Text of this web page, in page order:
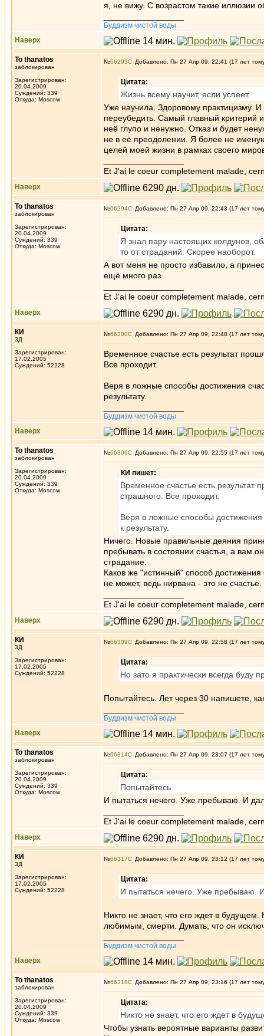
я, не вижу. С возрастом такие иллюзии
Буддизм чистой воды
Наверх
To thanatos
заблокирован
Зарегистрирован:
20.04.2009
Суждений: 339
Откуда: Moscow
№66293 Добавлено: Пн 27 Апр 09, 22:41 (17 лет
Цитата:
Жизнь всему научит, если успеет.
Уже научила. Здоровому практицизму.
переубедить. Самый главный критерий
неё глупо и ненужно. Отказ и будет
не в её преодолении. Я более не
целей моей жизни в рамках своего
Et J'ai le coeur completement malade,
Наверх
To thanatos
заблокирован
Зарегистрирован:
20.04.2009
Суждений: 339
Откуда: Moscow
№66294 Добавлено: Пн 27 Апр 09, 22:43 (17 лет
Цитата:
Я знал пару настоящих колдунов,
то от страданий. Скорее наоборот.
А вот меня не просто избавило, а
ещё много раз.
Et J'ai le coeur completement malade,
Наверх
КИ
3Д
Зарегистрирован:
17.02.2005
Суждений: 52228
№66300 Добавлено: Пн 27 Апр 09, 22:48 (17 лет
Временное счастье есть результат
Все проходит.
Веря в ложные способы достижения
результату.
Буддизм чистой воды
Наверх
To thanatos
заблокирован
Зарегистрирован:
20.04.2009
Суждений: 339
Откуда: Moscow
№66306 Добавлено: Пн 27 Апр 09, 22:55 (17 лет
КИ пишет:
Временное счастье есть результат
страшного. Все проходит.
Веря в ложные способы достижения
к результату.
Ничего. Новые правильные деяния
пребывать в состоянии счастья, а вам
страдание.
Каков же "истинный" способ
не может, ведь нирвана - это не
Et J'ai le coeur completement malade,
Наверх
КИ
3Д
Зарегистрирован:
17.02.2005
Суждений: 52228
№66309 Добавлено: Пн 27 Апр 09, 22:58 (17 лет
Цитата:
Но зато я практически всегда буду
Попытайтесь. Лет через 30 напишете,
Буддизм чистой воды
Наверх
To thanatos
заблокирован
Зарегистрирован:
20.04.2009
Суждений: 339
Откуда: Moscow
№66314 Добавлено: Пн 27 Апр 09, 23:07 (17 лет
Цитата:
Попытайтесь.
И пытаться нечего. Уже пребываю. И
Et J'ai le coeur completement malade,
Наверх
КИ
3Д
Зарегистрирован:
17.02.2005
Суждений: 52228
№66317 Добавлено: Пн 27 Апр 09, 23:12 (17 лет
Цитата:
И пытаться нечего. Уже пребываю.
Никто не знает, что его ждет в
любимым, смерти. Думать, что он
Буддизм чистой воды
Наверх
To thanatos
заблокирован
Зарегистрирован:
20.04.2009
Суждений: 339
Откуда: Moscow
№66318 Добавлено: Пн 27 Апр 09, 23:16 (17 лет
Цитата:
Никто не знает, что его ждет в
Чтобы узнать вероятные варианты